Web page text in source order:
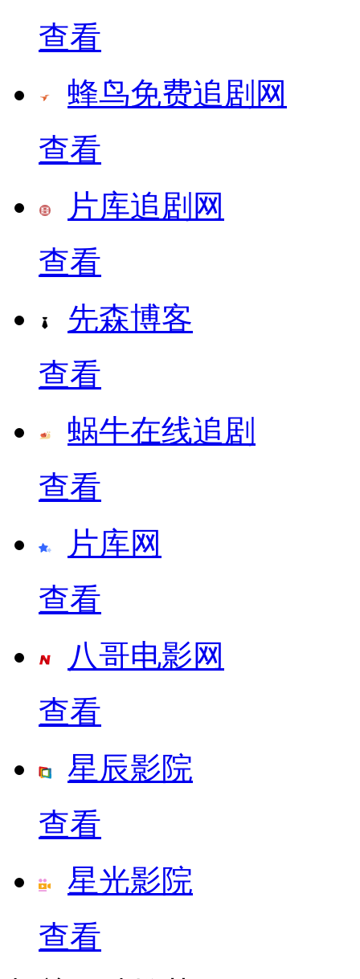
查看
蜂鸟免费追剧网
查看
片库追剧网
查看
先森博客
查看
蜗牛在线追剧
查看
片库网
查看
八哥电影网
查看
星辰影院
查看
星光影院
查看